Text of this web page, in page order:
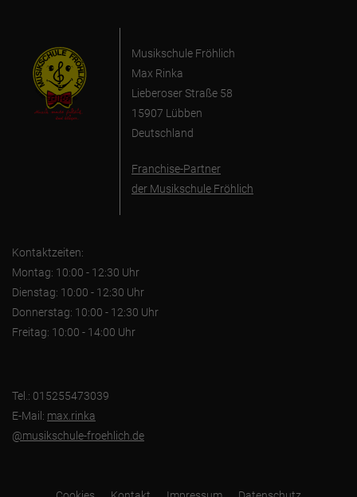
Musikschule Fröhlich
Max Rinka
Lieberoser Straße 58
15907 Lübben
Deutschland
Franchise-Partner
der Musikschule Fröhlich
Kontaktzeiten:
Montag: 10:00 - 12:30 Uhr
Dienstag: 10:00 - 12:30 Uhr
Donnerstag: 10:00 - 12:30 Uhr
Freitag: 10:00 - 14:00 Uhr
Tel.: 015255473039
E-Mail: max.rinka
@musikschule-froehlich.de